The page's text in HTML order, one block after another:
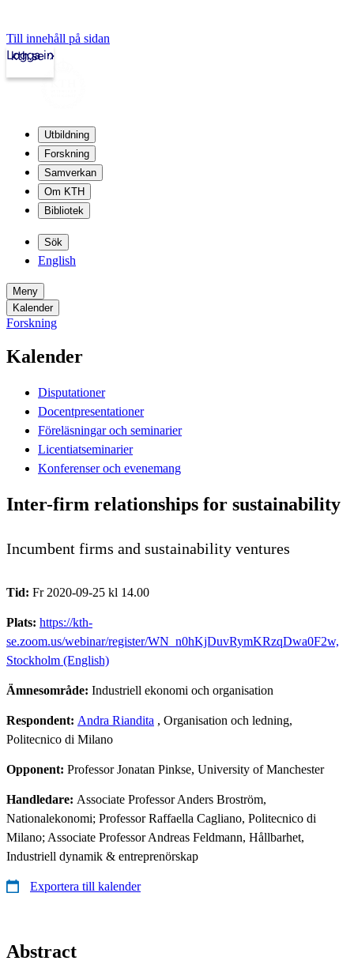
Till innehåll på sidan
kth.se
Logga in
Utbildning
Forskning
Samverkan
Om KTH
Bibliotek
Sök
English
Meny
Kalender
Forskning
Kalender
Disputationer
Docentpresentationer
Föreläsningar och seminarier
Licentiatseminarier
Konferenser och evenemang
Inter-firm relationships for sustainability
Incumbent firms and sustainability ventures
Tid: Fr 2020-09-25 kl 14.00
Plats: https://kth-
se.zoom.us/webinar/register/WN_n0hKjDuvRymKRzqDwa0F2w,
Stockholm (English)
Ämnesområde: Industriell ekonomi och organisation
Respondent: Andra Riandita , Organisation och ledning,
Politecnico di Milano
Opponent: Professor Jonatan Pinkse, University of Manchester
Handledare: Associate Professor Anders Broström,
Nationalekonomi; Professor Raffaella Cagliano, Politecnico di
Milano; Associate Professor Andreas Feldmann, Hållbarhet,
Industriell dynamik & entreprenörskap
Exportera till kalender
Abstract